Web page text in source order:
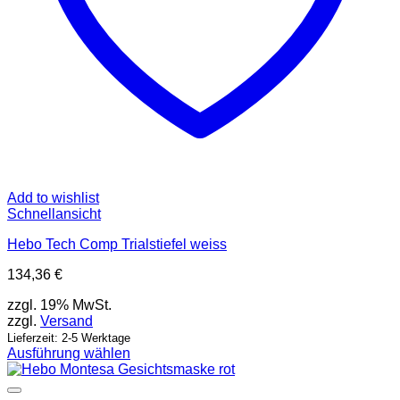
Add to wishlist
Schnellansicht
Hebo Tech Comp Trialstiefel weiss
134,36 €
zzgl. 19% MwSt.
zzgl. Versand
Lieferzeit: 2-5 Werktage
Ausführung wählen
Dieses
Produkt